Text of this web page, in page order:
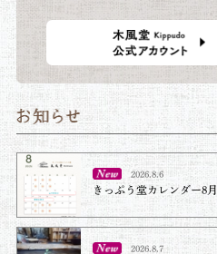
2026.8.6
きっぷう堂カレンダー8月
2026.8.7